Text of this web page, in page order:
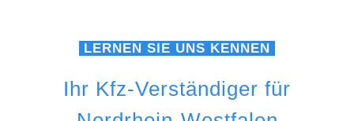
LERNEN SIE UNS KENNEN
Ihr Kfz-Verständiger für